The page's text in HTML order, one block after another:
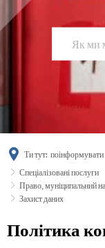
Ти тут: поінформувати
Спеціалізовані послуги
Право, муніципальний
Захист даних
Захист
Політика